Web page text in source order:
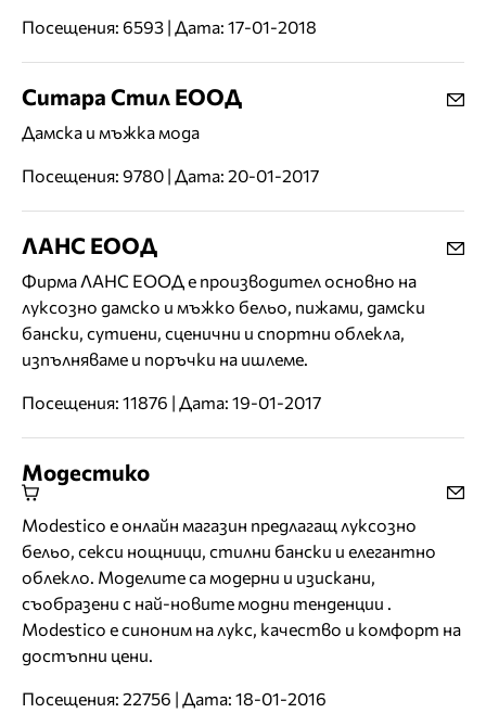
Посещения: 6593 | Дата: 17-01-2018
Ситара Стил ЕООД
Дамска и мъжка мода
Посещения: 9780 | Дата: 20-01-2017
ЛАНС ЕООД
Фирма ЛАНС ЕООД е производител основно на
луксозно дамско и мъжко бельо, пижами, дамски
бански, сутиени, сценични и спортни облекла,
изпълняваме и поръчки на ишлеме.
Посещения: 11876 | Дата: 19-01-2017
Модестико
Modestico е онлайн магазин предлагащ луксозно
бельо, секси нощници, стилни бански и елегантно
облекло. Моделите са модерни и изискани,
съобразени с най-новите модни тенденции .
Modestico e синоним на лукс, качество и комфорт на
достъпни цени.
Посещения: 22756 | Дата: 18-01-2016